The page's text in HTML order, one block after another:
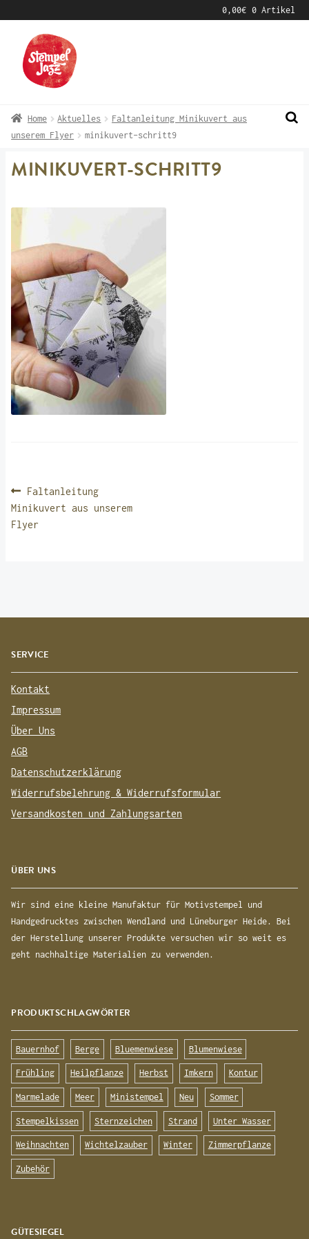
0,00€ 0 Artikel
Navigation
springen
Inhalt
springen
Home Aktuelles
Faltanleitung Minikuvert aus
unserem Flyer
minikuvert-schritt9
MINIKUVERT-SCHRITT9
BEITRAGSNAVIGATION
Vorheriger
Beitrag:
Faltanleitung
Minikuvert aus unserem
Flyer
SERVICE
Kontakt
Impressum
Über Uns
AGB
Datenschutzerklärung
Widerrufsbelehrung & Widerrufsformular
Versandkosten und Zahlungsarten
ÜBER UNS
Wir sind eine kleine Manufaktur für Motivstempel und
Handgedrucktes zwischen Wendland und Lüneburger Heide. Bei
der Herstellung unserer Produkte versuchen wir so weit es
geht nachhaltige Materialien zu verwenden.
PRODUKTSCHLAGWÖRTER
Bauernhof Berge Bluemenwiese Blumenwiese
Frühling Heilpflanze Herbst Imkern Kontur
Marmelade Meer Ministempel Neu Sommer
Stempelkissen Sternzeichen Strand Unter Wasser
Weihnachten Wichtelzauber Winter Zimmerpflanze
Zubehör
GÜTESIEGEL